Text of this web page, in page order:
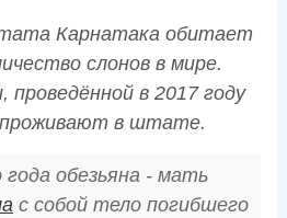
Карнатака обитает
слонов в мире.
проведённой в 2017 году
в штате.
обезьяна - мать
с собой тело погибшего